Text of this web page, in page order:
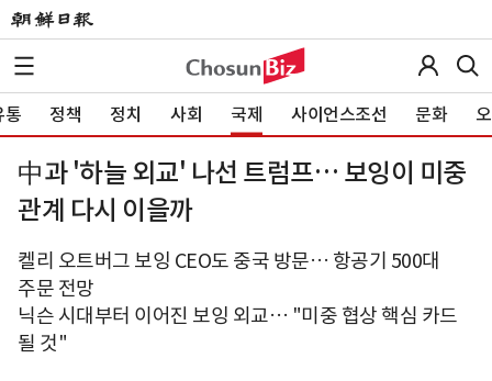
통 정책 정치 사회 국제 사이언스조선 문화
中과 '하늘 외교' 나선 트럼프… 보잉이 미중
관계 다시 이을까
켈리 오트버그 보잉 CEO도 중국 방문… 항공기 500대
주문 전망
닉슨 시대부터 이어진 보잉 외교… "미중 협상 핵심 카드
될 것"